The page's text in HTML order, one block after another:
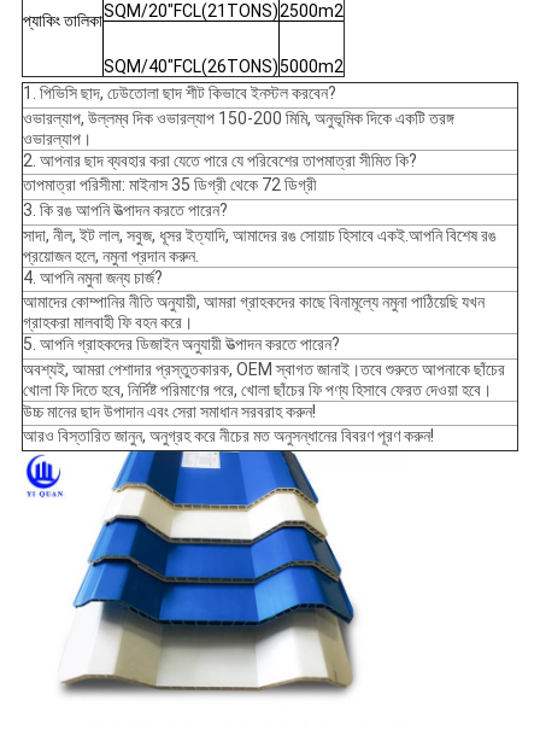
প্যাকিং তালিকাSQM/20"FCL(21TONS)2500m2
SQM/40"FCL(26TONS)5000m2
1. পিভিসি ছাদ, ঢেউতোলা ছাদ শীট কিভাবে ইনস্টল করবেন?
ওভারল্যাপ, উল্লম্ব দিক ওভারল্যাপ 150-200 মিমি, অনুভূমিক দিকে একটি তরঙ্গ
ওভারল্যাপ।
2. আপনার ছাদ ব্যবহার করা যেতে পারে যে পরিবেশের তাপমাত্রা সীমিত কি?
তাপমাত্রা পরিসীমা: মাইনাস 35 ডিগ্রী থেকে 72 ডিগ্রী
3. কি রঙ আপনি উত্পাদন করতে পারেন?
সাদা, নীল, ইট লাল, সবুজ, ধূসর ইত্যাদি, আমাদের রঙ সোয়াচ হিসাবে একই.আপনি বিশেষ রঙ
প্রয়োজন হলে, নমুনা প্রদান করুন.
4. আপনি নমুনা জন্য চার্জ?
আমাদের কোম্পানির নীতি অনুযায়ী, আমরা গ্রাহকদের কাছে বিনামূল্যে নমুনা পাঠিয়েছি যখন
গ্রাহকরা মালবাহী ফি বহন করে।
5. আপনি গ্রাহকদের ডিজাইন অনুযায়ী উত্পাদন করতে পারেন?
অবশ্যই, আমরা পেশাদার প্রস্তুতকারক, OEM স্বাগত জানাই।তবে শুরুতে আপনাকে ছাঁচের
খোলা ফি দিতে হবে, নির্দিষ্ট পরিমাণের পরে, খোলা ছাঁচের ফি পণ্য হিসাবে ফেরত দেওয়া হবে।
উচ্চ মানের ছাদ উপাদান এবং সেরা সমাধান সরবরাহ করুন!
আরও বিস্তারিত জানুন, অনুগ্রহ করে নীচের মত অনুসন্ধানের বিবরণ পূরণ করুন!